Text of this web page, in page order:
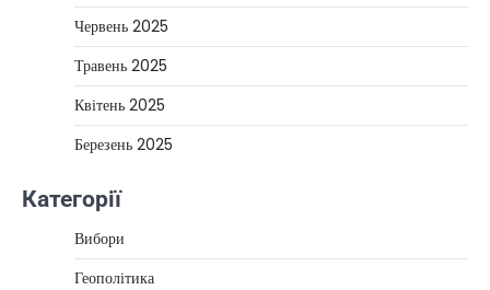
Червень 2025
Травень 2025
Квітень 2025
Березень 2025
Категорії
Вибори
Геополітика